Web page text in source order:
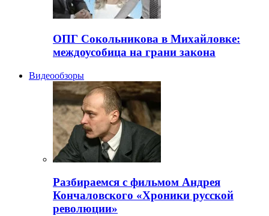
ОПГ Сокольникова в Михайловке:
междоусобица на грани закона
Видеообзоры
Разбираемся с фильмом Андрея
Кончаловского «Хроники русской
революции»